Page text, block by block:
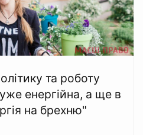
та роботу
енергійна, а ще в
на брехню"